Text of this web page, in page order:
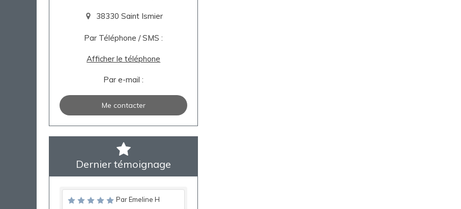
38330 Saint Ismier
Par Téléphone / SMS :
Afficher le téléphone
Par e-mail :
Me contacter
Dernier témoignage
Par Emeline H